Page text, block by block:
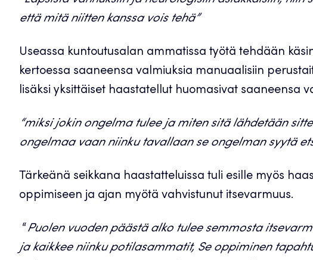
että mitä niitten kanssa vois tehä”
Useassa kuntoutusalan ammatissa työtä tehdään
kertoessa saaneensa valmiuksia manuaalisiin
lisäksi yksittäiset haastatellut huomasivat saaneensa
“miksi jokin ongelma tulee ja miten sitä lähdetään
ongelmaa vaan niinku tavallaan se ongelman syytä
Tärkeänä seikkana haastatteluissa tuli esille myös
oppimiseen ja ajan myötä vahvistunut itsevarmuus.
“ Puolen vuoden päästä alko tulee semmosta
ja kaikkee niinku potilasammatit, Se oppiminen